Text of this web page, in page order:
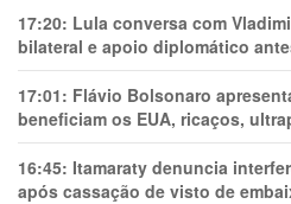
17:20: Lula conversa com
bilateral e apoio diplomático
17:01: Flávio Bolsonaro
beneficiam os EUA, ricaços,
16:45: Itamaraty denuncia
após cassação de visto de